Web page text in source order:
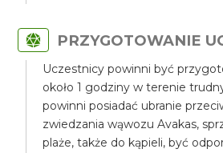
PRZYGOTOWANIE
Uczestnicy powinni być
około 1 godziny w terenie
powinni posiadać ubranie
zwiedzania wąwozu Avakas,
plaże, także do kąpieli, być